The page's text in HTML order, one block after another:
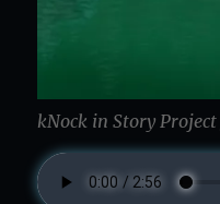
kNock in Story Project